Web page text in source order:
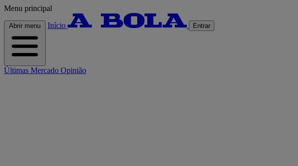
Menu principal
Abrir menu Início Entrar
Últimas Mercado Opinião